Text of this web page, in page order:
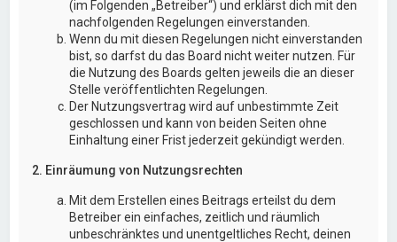
(im Folgenden „Betreiber“) und erklärst dich mit den
nachfolgenden Regelungen einverstanden.
Wenn du mit diesen Regelungen nicht einverstanden
bist, so darfst du das Board nicht weiter nutzen. Für
die Nutzung des Boards gelten jeweils die an dieser
Stelle veröffentlichten Regelungen.
Der Nutzungsvertrag wird auf unbestimmte Zeit
geschlossen und kann von beiden Seiten ohne
Einhaltung einer Frist jederzeit gekündigt werden.
2. Einräumung von Nutzungsrechten
Mit dem Erstellen eines Beitrags erteilst du dem
Betreiber ein einfaches, zeitlich und räumlich
unbeschränktes und unentgeltliches Recht, deinen